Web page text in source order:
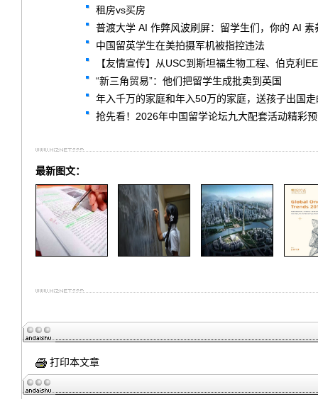
租房vs买房
普渡大学 AI 作弊风波刷屏：留学生们，你的 AI
中国留英学生在美拍摄军机被指控违法
【友情宣传】从USC到斯坦福生物工程、伯克利
“新三角贸易”：他们把留学生成批卖到英国
年入千万的家庭和年入50万的家庭，送孩子出国
抢先看！2026年中国留学论坛九大配套活动精彩
最新图文：
打印本文章